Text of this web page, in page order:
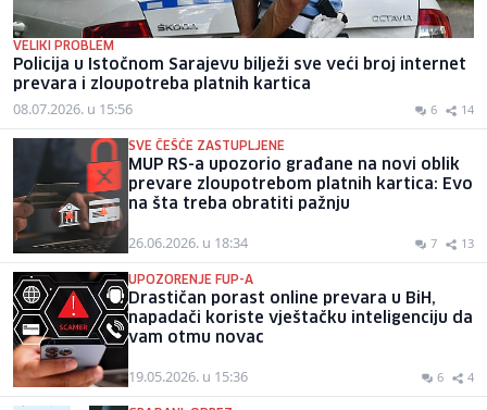
VELIKI PROBLEM
Policija u Istočnom Sarajevu bilježi sve veći broj internet
prevara i zloupotreba platnih kartica
08.07.2026. u 15:56 6 14
SVE ČEŠĆE ZASTUPLJENE
MUP RS-a upozorio građane na novi oblik
prevare zloupotrebom platnih kartica: Evo
na šta treba obratiti pažnju
26.06.2026. u 18:34 7 13
UPOZORENJE FUP-A
Drastičan porast online prevara u BiH,
napadači koriste vještačku inteligenciju da
vam otmu novac
19.05.2026. u 15:36 6 4